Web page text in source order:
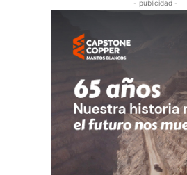
- publicidad -